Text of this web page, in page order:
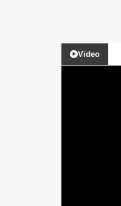
Video